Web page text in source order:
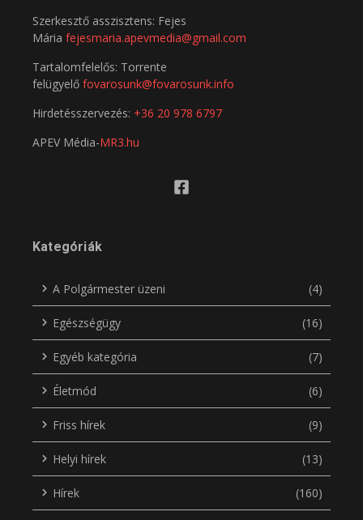
Szerkesztő asszisztens: Fejes
Mária fejesmaria.apevmedia@gmail.com
Tartalomfelelős: Torrente
felügyelő fovarosunk@fovarosunk.info
Hirdetésszervezés: +36 20 978 6797
APEV Média-MR3.hu
Kategóriák
A Polgármester üzeni (4)
Egészségügy (16)
Egyéb kategória (7)
Életmód (6)
Friss hírek (9)
Helyi hírek (13)
Hírek (160)